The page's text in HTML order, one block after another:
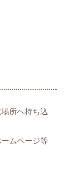
所へ持ち込
ムページ等